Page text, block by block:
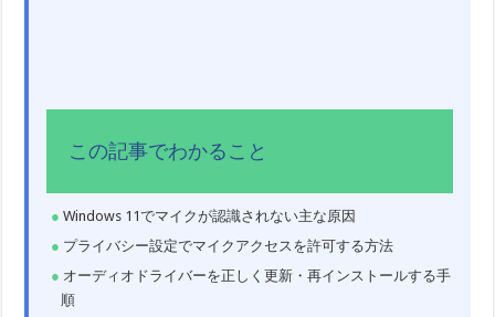
この記事でわかること
Windows 11でマイクが認識されない主な原因
プライバシー設定でマイクアクセスを許可する方法
オーディオドライバーを正しく更新・再インストールする手
順